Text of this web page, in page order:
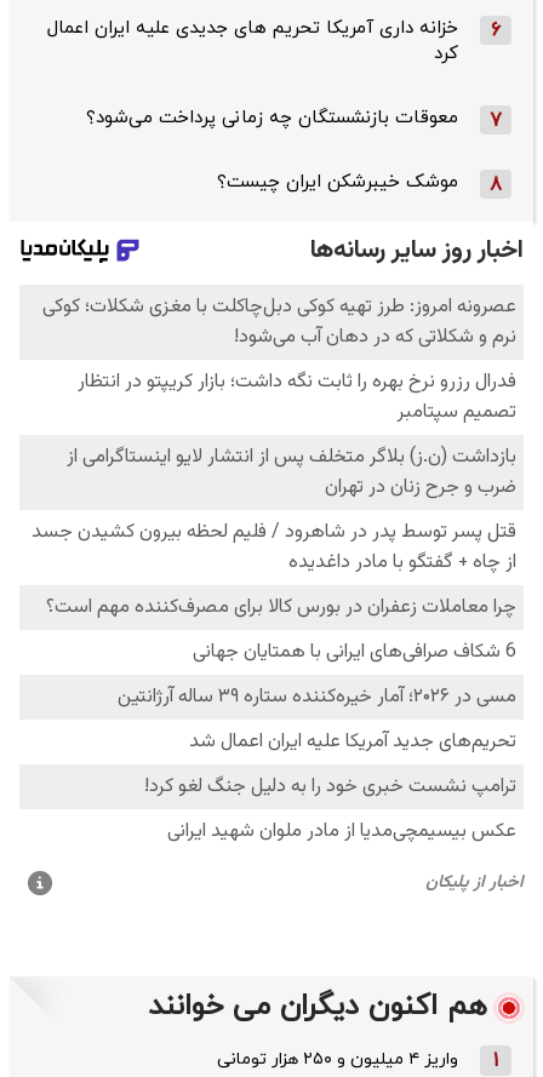
6
خزانه داری آمریکا تحریم های جدیدی علیه ایران اعمال
کرد
7 معوقات بازنشستگان چه زمانی پرداخت می‌شود؟
8 موشک خیبرشکن ایران چیست؟
هم اکنون دیگران می خوانند
1 واریز ۴ میلیون و ۲۵۰ هزار تومانی